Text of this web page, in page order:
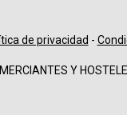
de privacidad -
Y